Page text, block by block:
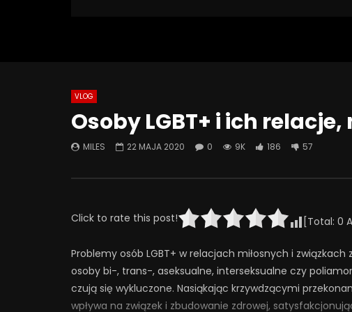
Gaslighting.
3 PAŹDZIERNIKA 2025
Znaczenie
zaangażowania
VLOG
Osoby LGBT+ i ich
MILES 22 MAJA 2020 0 9K 186 57
Click to rate this post! [Total: 0
Problemy osób LGBT+ w relacjach miłosnych i
osoby bi-, trans-, aseksualne, interseksualne czy
czują się wykluczone. Nasiąkając krzywdzącymi
wpływa na związek i zbudowanie zdrowej,